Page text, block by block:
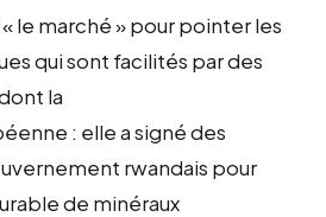
le marché » pour pointer les
qui sont facilités par des
la
: elle a signé des
rwandais pour
de minéraux